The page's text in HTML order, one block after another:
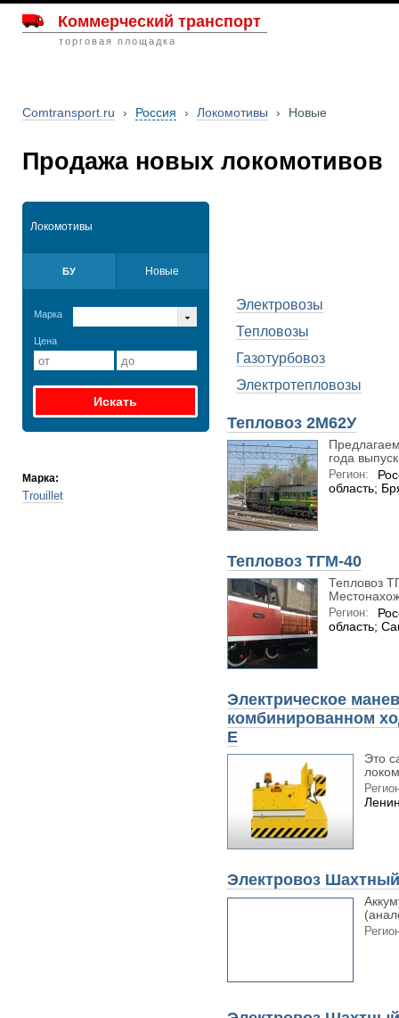
Коммерческий транспорт
торговая площадка
Comtransport.ru › Россия › Локомотивы › Новые
Продажа новых локомотивов
Локомотивы
БУ Новые
Марка
Цена
Марка:
Trouillet
Электровозы
Тепловозы
Газотурбовоз
Электротепловозы
Тепловоз 2М62У
года
Регион:
область;
Тепловоз ТГМ-40
Тепловоз
Регион:
область;
Электрическое
комбинированном
E
Это
Электровоз Шахтный